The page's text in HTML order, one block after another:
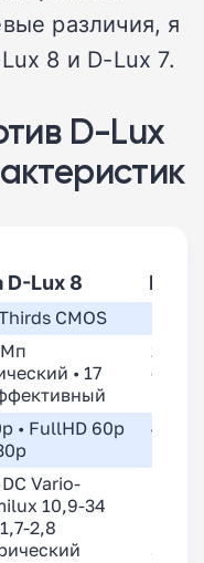
различия, я
8 и D-Lux 7.
D-Lux
D-Lux 8
CMOS
Мп
• 17
21,77
• FullHD 60p
4K
Vario-
10,9-34
2,8